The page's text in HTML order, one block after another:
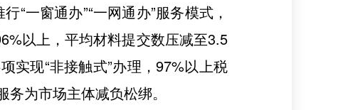
“一窗通办”“一网通办”服务模式，
以上，平均材料提交数压减至3.5
实现“非接触式”办理，97%以上税
为市场主体减负松绑。